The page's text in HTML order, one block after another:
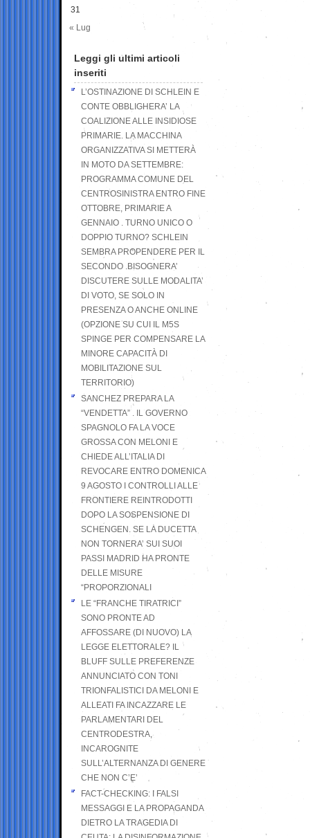
31
« Lug
Leggi gli ultimi articoli
inseriti
L’OSTINAZIONE DI SCHLEIN E
CONTE OBBLIGHERA’ LA
COALIZIONE ALLE INSIDIOSE
PRIMARIE. LA MACCHINA
ORGANIZZATIVA SI METTERÀ
IN MOTO DA SETTEMBRE:
PROGRAMMA COMUNE DEL
CENTROSINISTRA ENTRO FINE
OTTOBRE, PRIMARIE A
GENNAIO . TURNO UNICO O
DOPPIO TURNO? SCHLEIN
SEMBRA PROPENDERE PER IL
SECONDO .BISOGNERA’
DISCUTERE SULLE MODALITA’
DI VOTO, SE SOLO IN
PRESENZA O ANCHE ONLINE
(OPZIONE SU CUI IL M5S
SPINGE PER COMPENSARE LA
MINORE CAPACITÀ DI
MOBILITAZIONE SUL
TERRITORIO)
SANCHEZ PREPARA LA
“VENDETTA” . IL GOVERNO
SPAGNOLO FA LA VOCE
GROSSA CON MELONI E
CHIEDE ALL’ITALIA DI
REVOCARE ENTRO DOMENICA
9 AGOSTO I CONTROLLI ALLE
FRONTIERE REINTRODOTTI
DOPO LA SOSPENSIONE DI
SCHENGEN. SE LA DUCETTA
NON TORNERA’ SUI SUOI
PASSI MADRID HA PRONTE
DELLE MISURE
“PROPORZIONALI
LE “FRANCHE TIRATRICI”
SONO PRONTE AD
AFFOSSARE (DI NUOVO) LA
LEGGE ELETTORALE? IL
BLUFF SULLE PREFERENZE
ANNUNCIATO CON TONI
TRIONFALISTICI DA MELONI E
ALLEATI FA INCAZZARE LE
PARLAMENTARI DEL
CENTRODESTRA,
INCAROGNITE
SULL’ALTERNANZA DI GENERE
CHE NON C’E’
FACT-CHECKING: I FALSI
MESSAGGI E LA PROPAGANDA
DIETRO LA TRAGEDIA DI